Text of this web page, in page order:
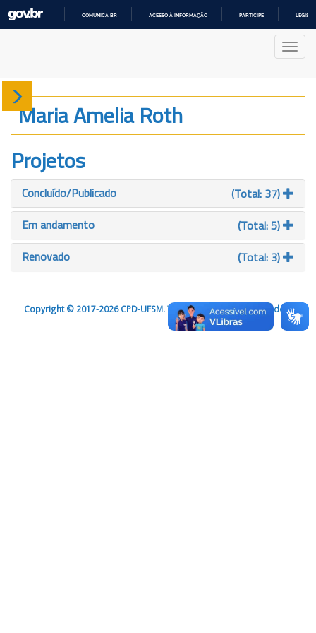
COMUNICA BR ACESSO À INFORMAÇÃO PARTICIPE
Sobre
Produção
Projetos
Gráficos
Maria Amelia Roth
Projetos
Concluído/Publicado
(Total: 37)
Em andamento
(Total: 5)
Renovado
(Total: 3)
Copyright © 2017-2026 CPD-UFSM. Todos os direitos reservados.